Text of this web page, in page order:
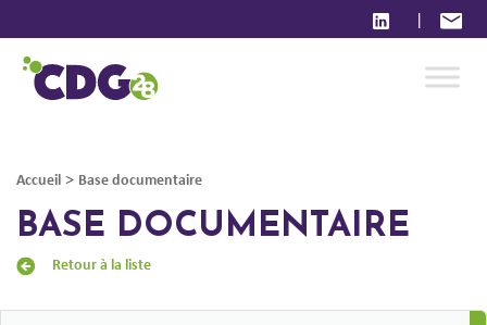
|
Accueil > Base documentaire
BASE DOCUMENTAIRE
Retour à la liste